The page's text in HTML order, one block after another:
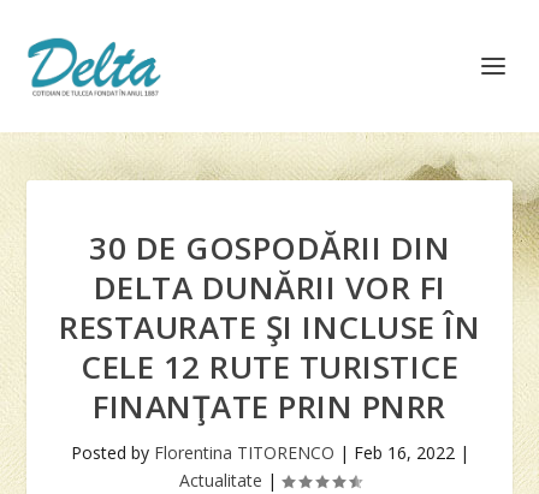
30 DE GOSPODĂRII DIN
DELTA DUNĂRII VOR FI
RESTAURATE ŞI INCLUSE ÎN
CELE 12 RUTE TURISTICE
FINANŢATE PRIN PNRR
Posted by Florentina TITORENCO | Feb 16, 2022|
Actualitate |